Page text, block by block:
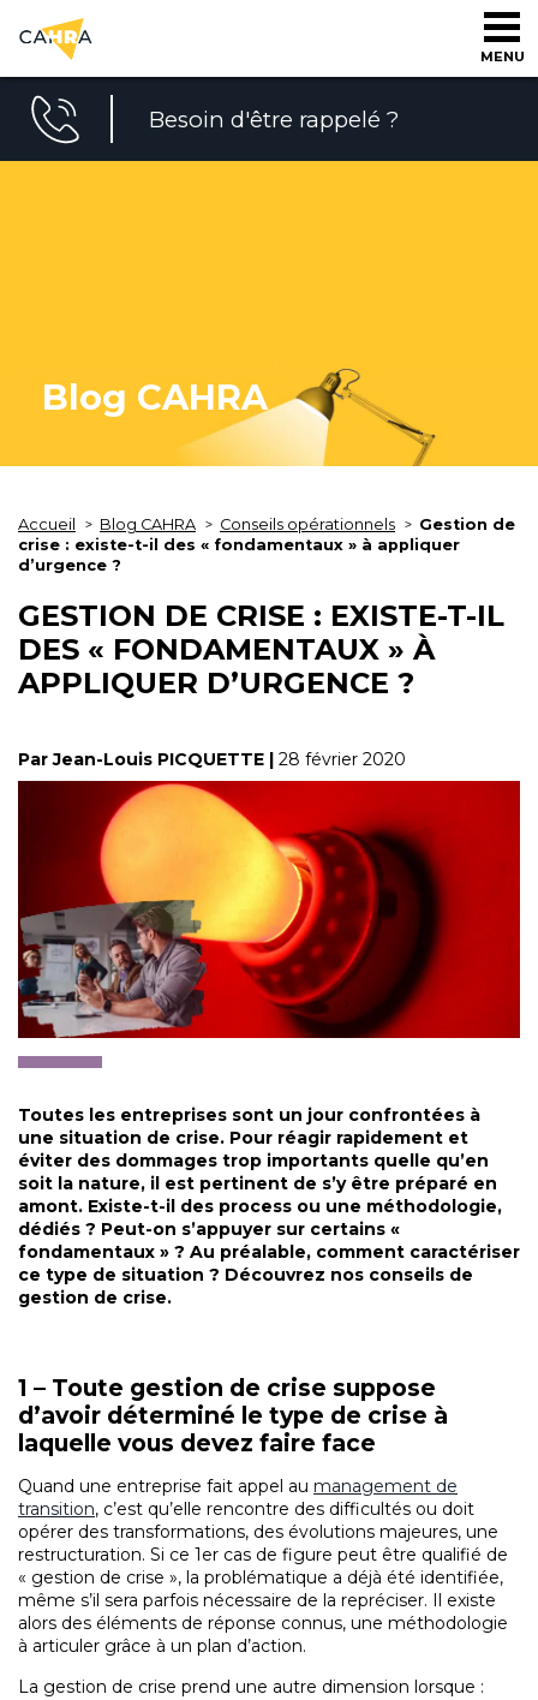
MENU
Besoin d'être rappelé ?
Blog CAHRA
Accueil Blog CAHRA Conseils opérationnels
Gestion de
crise : existe-t-il des « fondamentaux » à appliquer
d’urgence ?
GESTION DE CRISE : EXISTE-T-IL
DES « FONDAMENTAUX » À
APPLIQUER D’URGENCE ?
Par Jean-Louis PICQUETTE | 28 février 2020
Toutes les entreprises sont un jour confrontées à
une situation de crise. Pour réagir rapidement et
éviter des dommages trop importants quelle qu’en
soit la nature, il est pertinent de s’y être préparé en
amont. Existe-t-il des process ou une méthodologie,
dédiés ? Peut-on s’appuyer sur certains «
fondamentaux » ? Au préalable, comment caractériser
ce type de situation ? Découvrez nos conseils de
gestion de crise.
1 – Toute gestion de crise suppose
d’avoir déterminé le type de crise à
laquelle vous devez faire face
Quand une entreprise fait appel au management de
transition, c’est qu’elle rencontre des difficultés ou doit
opérer des transformations, des évolutions majeures, une
restructuration. Si ce 1er cas de figure peut être qualifié de
« gestion de crise », la problématique a déjà été identifiée,
même s’il sera parfois nécessaire de la repréciser. Il existe
alors des éléments de réponse connus, une méthodologie
à articuler grâce à un plan d’action.
La gestion de crise prend une autre dimension lorsque :